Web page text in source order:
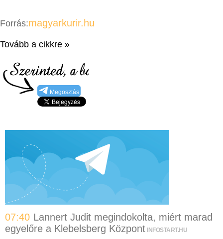
Forrás:magyarkurir.hu
Tovább a cikkre »
Megosztás
07:40 Lannert Judit megindokolta, miért marad
egyelőre a Klebelsberg Központ INFOSTART.HU